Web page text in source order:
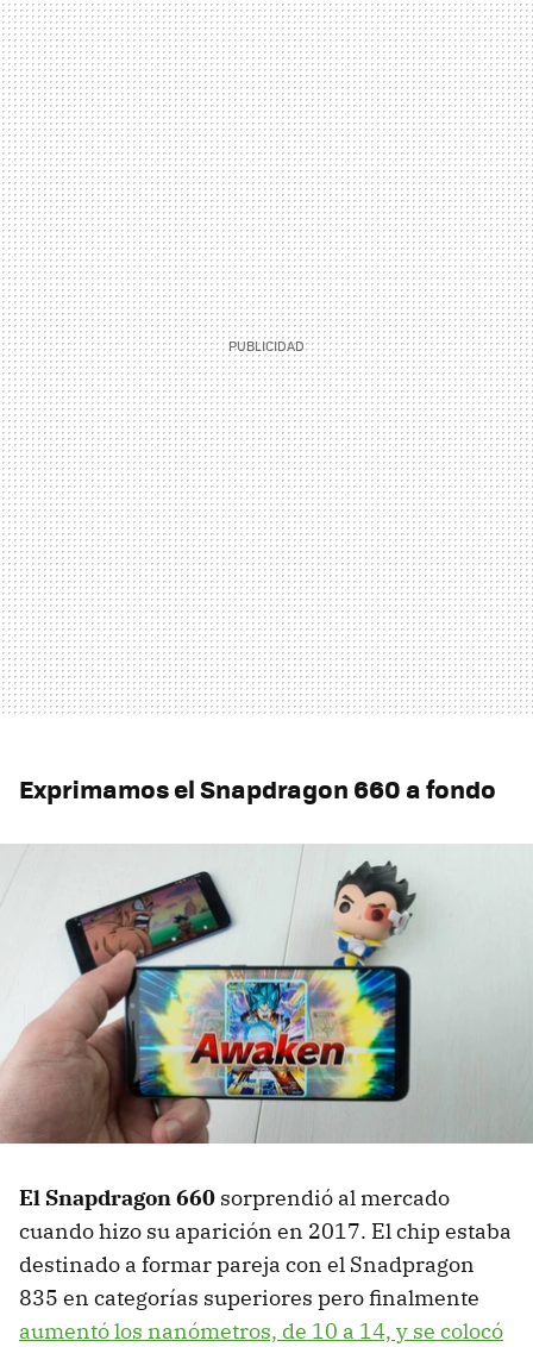
Exprimamos el Snapdragon 660 a fondo
El Snapdragon 660 sorprendió al mercado
cuando hizo su aparición en 2017. El chip estaba
destinado a formar pareja con el Snadpragon
835 en categorías superiores pero finalmente
aumentó los nanómetros, de 10 a 14, y se colocó